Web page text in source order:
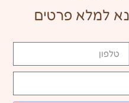
למלא פרטים